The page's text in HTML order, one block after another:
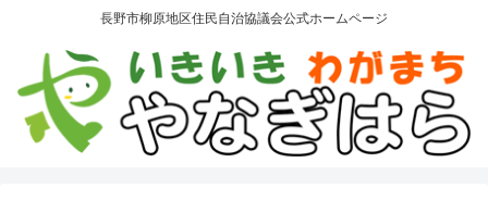
長野市柳原地区住民自治協議会公式ホームページ